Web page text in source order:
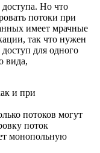
Но что
потоки при
имеет мрачные
так что нужен
для одного
вида,
и при
потоков могут
поток
монопольную